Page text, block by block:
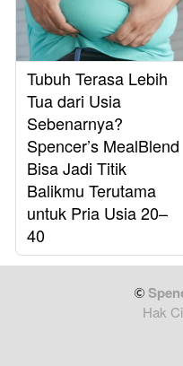
Tubuh Terasa Lebih
Tua dari Usia
Sebenarnya?
Spencer’s MealBlend
Bisa Jadi Titik
Balikmu Terutama
untuk Pria Usia 20–
40
Hak